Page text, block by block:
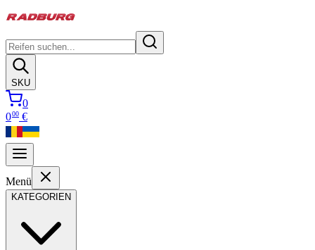
SKU
0
000 €
Menü
KATEGORIEN